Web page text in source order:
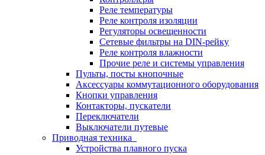
Реле температуры
Реле контроля изоляции
Регуляторы освещенности
Сетевые фильтры на DIN-рейку
Реле контроля влажности
Прочие реле и системы управления
Пульты, посты кнопочные
Аксессуары коммутационного оборудования
Кнопки управления
Контакторы, пускатели
Переключатели
Выключатели путевые
Приводная техника
Устройства плавного пуска